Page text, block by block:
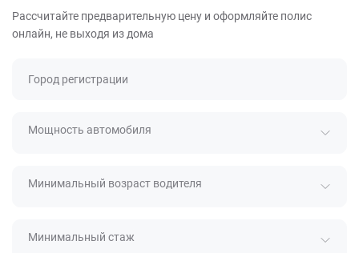
Рассчитайте предварительную цену и оформляйте полис
онлайн, не выходя из дома
Город регистрации
Мощность автомобиля
Минимальный возраст водителя
Минимальный стаж